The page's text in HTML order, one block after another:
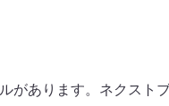
があります。ネクスト